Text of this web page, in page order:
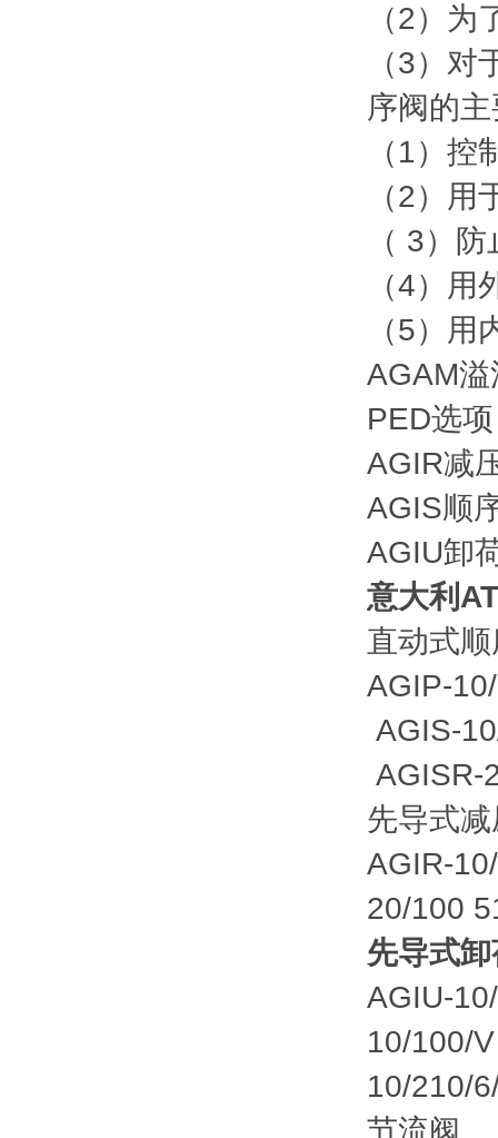
（2）
（3）
序阀的
（1）
（2）用
（ 3）
（4）
（5）
AGAM
PED选项
AGIR减
AGIS顺
AGIU卸
意大利
直动式
AGIP-
AGIS-
AGISR-
先导式
AGIR-
20/100
先导式
AGIU-
10/100/
10/210/
节流阀